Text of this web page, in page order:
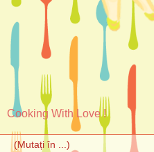
Cooking With Love !